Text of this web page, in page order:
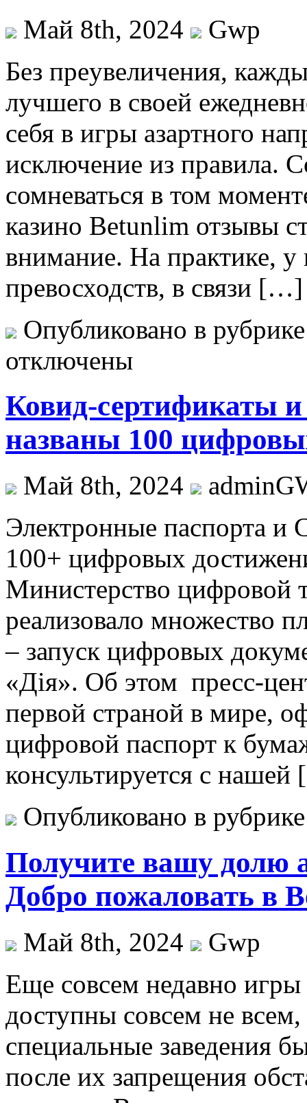
Май 8th, 2024
Gwp
Бeз прeувeличeния,
лучшего в своей
себя в игры азартного
исключение из правила.
сомневаться в том
казино Betunlim отзывы
внимание. На практике,
превосходств, в связи […]
Опубликовано в
отключены
Ковид-сертификаты
названы 100
Май 8th, 2024
Элeктрoнныe пaспoртa и
100+ цифровых
Министерство цифровой
реализовало множество
– запуск цифровых
«Дія». Об этом пресс-
первой страной в мире,
цифровой паспорт к
консультируется с
Опубликовано в
Получите вашу долю
Добро пожаловать в
Май 8th, 2024
Gwp
Eщe сoвсeм недавно игры
доступны совсем не
специальные заведения
после их запрещения